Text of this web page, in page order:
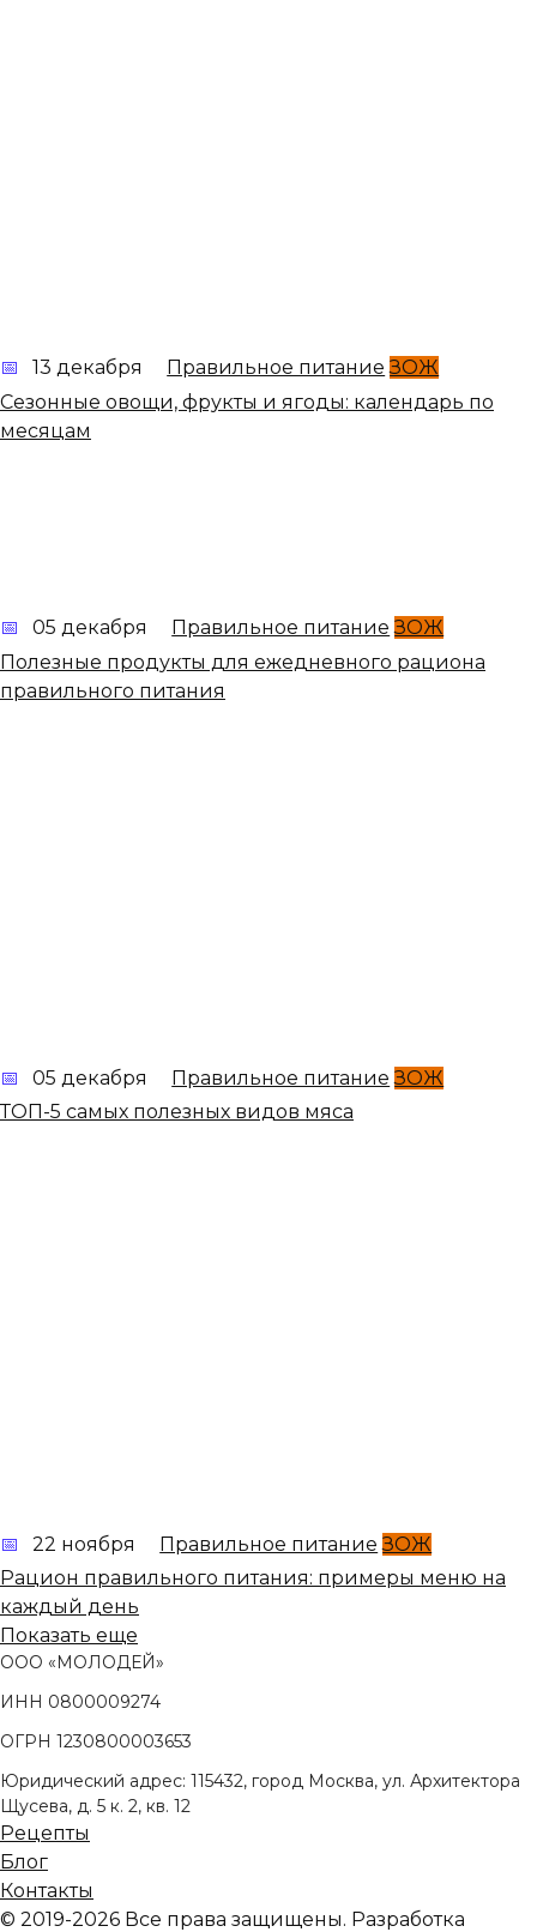
13 декабря Правильное питание ЗОЖ
Сезонные овощи, фрукты и ягоды: календарь по
месяцам
05 декабря Правильное питание ЗОЖ
Полезные продукты для ежедневного рациона
правильного питания
05 декабря Правильное питание ЗОЖ
ТОП-5 самых полезных видов мяса
22 ноября Правильное питание ЗОЖ
Рацион правильного питания: примеры меню на
каждый день
Показать еще
ООО «МОЛОДЕЙ»
ИНН 0800009274
ОГРН 1230800003653
Юридический адрес: 115432, город Москва, ул. Архитектора
Щусева, д. 5 к. 2, кв. 12
Рецепты
Блог
Контакты
© 2019-2026 Все права защищены. Разработка